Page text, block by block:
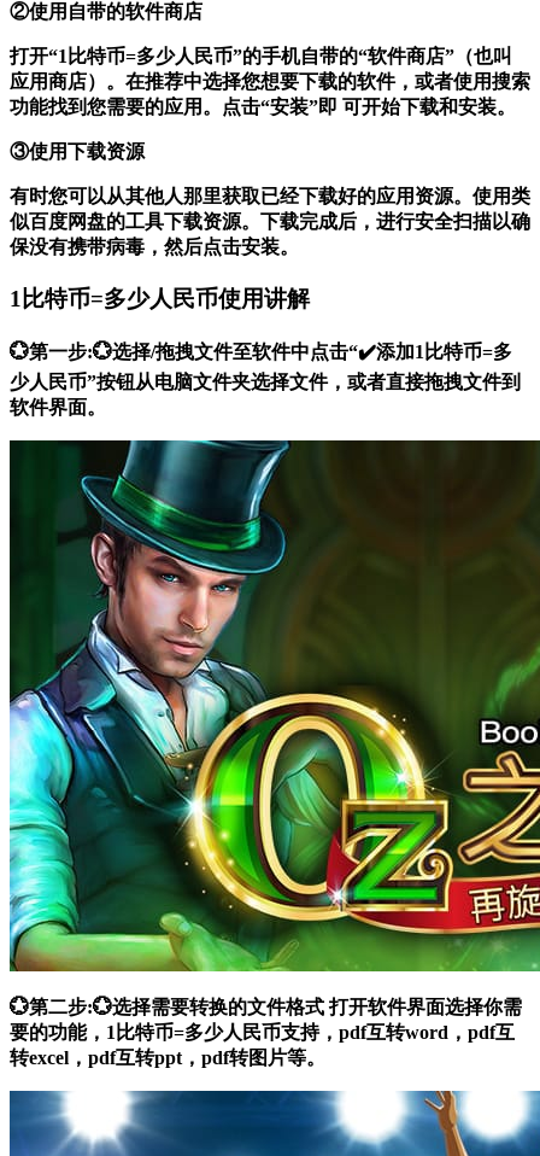
②使用自带的软件商店
打开“1比特币=多少人民币”的手机自带的“软件商店”（也叫
应用商店）。在推荐中选择您想要下载的软件，或者使用搜索
功能找到您需要的应用。点击“安装”即 可开始下载和安装。
③使用下载资源
有时您可以从其他人那里获取已经下载好的应用资源。使用类
似百度网盘的工具下载资源。下载完成后，进行安全扫描以确
保没有携带病毒，然后点击安装。
1比特币=多少人民币使用讲解
💮第一步:💮选择/拖拽文件至软件中点击“✔️添加1比特币=多
少人民币”按钮从电脑文件夹选择文件，或者直接拖拽文件到
软件界面。
💮第二步:💮选择需要转换的文件格式 打开软件界面选择你需
要的功能，1比特币=多少人民币支持，pdf互转word，pdf互
转excel，pdf互转ppt，pdf转图片等。